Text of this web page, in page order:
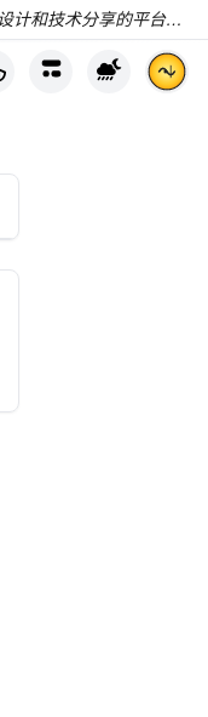
Noise宝藏阁是一个专注于独特设计和技术分享的平台，分享AI、编程和资源